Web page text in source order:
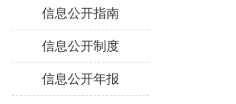
信息公开指南
信息公开制度
信息公开年报